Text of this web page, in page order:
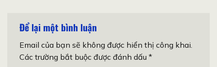
Để lại một bình luận
Email của bạn sẽ không được hiển thị công khai.
Các trường bắt buộc được đánh dấu *